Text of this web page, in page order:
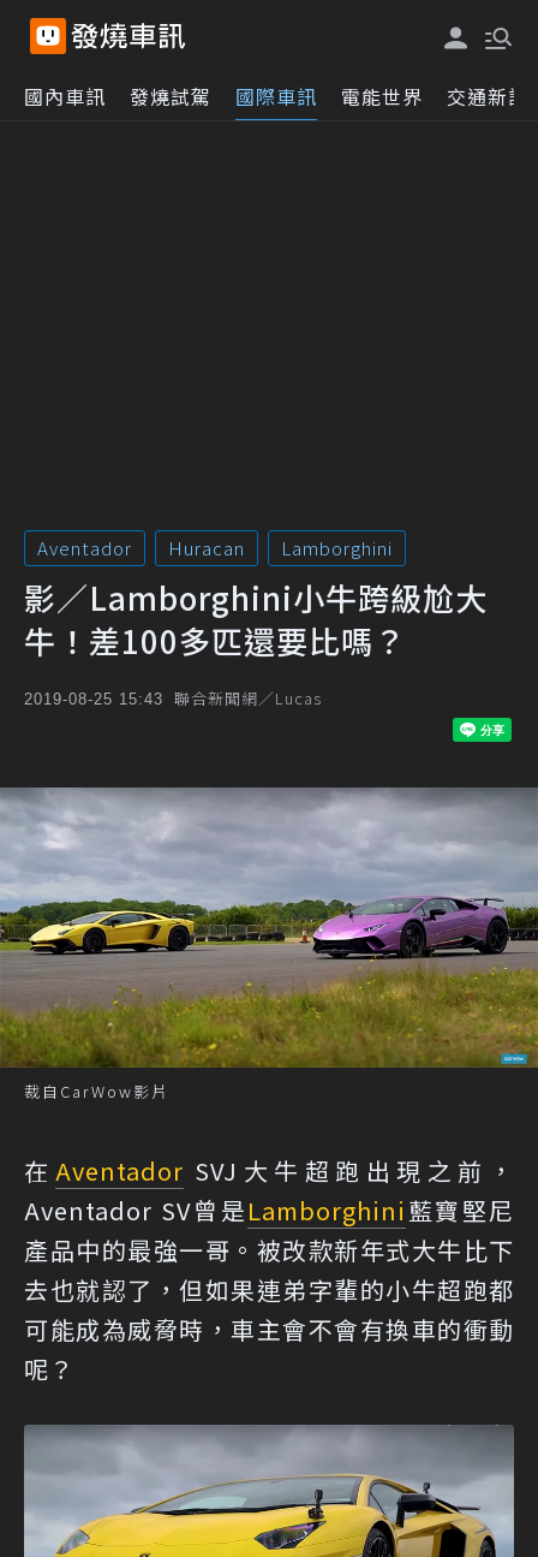
國內車訊 發燒試駕 國際車訊 電能世界 交通新訊
Aventador Huracan Lamborghini
影／Lamborghini小牛跨級尬大
牛！差100多匹還要比嗎？
2019-08-25 15:43 聯合新聞網／Lucas
裁自CarWow影片
在 Aventador SVJ大牛超跑出現之前，
Aventador SV曾是Lamborghini 藍寶堅尼
產品中的最強一哥。被改款新年式大牛比下
去也就認了，但如果連弟字輩的小牛超跑都
可能成為威脅時，車主會不會有換車的衝動
呢？